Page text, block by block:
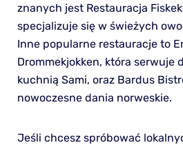
znanych jest Restauracja
specjalizuje się w świeżych
Inne popularne restauracje to
Drommekjokken, która serwuje
kuchnią Sami, oraz Bardus
nowoczesne dania norweskie.
Jeśli chcesz spróbować